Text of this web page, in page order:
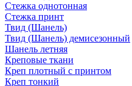
Стежка однотонная
Стежка принт
Твид (Шанель)
Твид (Шанель) демисезонный
Шанель летняя
Креповые ткани
Креп плотный с принтом
Креп тонкий